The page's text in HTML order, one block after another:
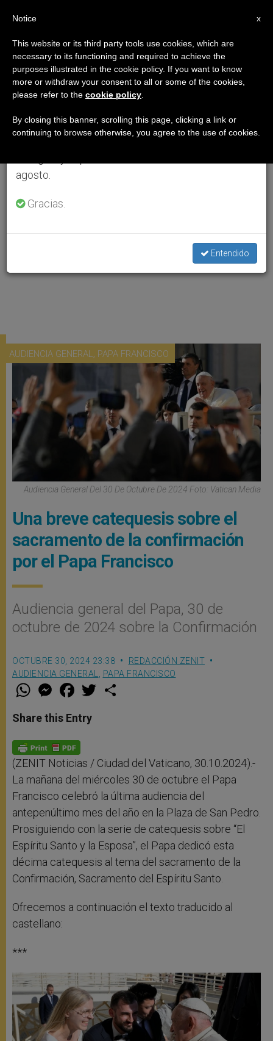
AUDIENCIA GENERAL, PAPA FRANCISCO
Audiencia General Del 30 De Octubre De 2024 Foto: Vatican Media
Una breve catequesis sobre el
sacramento de la confirmación
por el Papa Francisco
Audiencia general del Papa, 30 de
octubre de 2024 sobre la Confirmación
OCTUBRE 30, 2024 23:38
REDACCIÓN ZENIT
AUDIENCIA GENERAL
PAPA FRANCISCO
W
t
s
p
p
M
e
s
e
g
e
r
F
a
e
b
o
k
w
Share this Entry
(ZENIT Noticias / Ciudad del Vaticano, 30.10.2024).-
La mañana del miércoles 30 de octubre el Papa
Francisco celebró la última audiencia del
antepenúltimo mes del año en la Plaza de San Pedro.
Prosiguiendo con la serie de catequesis sobre “El
Espíritu Santo y la Esposa”, el Papa dedicó esta
décima catequesis al tema del sacramento de la
Confirmación, Sacramento del Espíritu Santo.
Ofrecemos a continuación el texto traducido al
castellano:
***
×
Aviso importante
Del 27 de julio al 7 de agosto haremos la pausa
anual, aprovechando que en el periodo de verano
se generan menos informaciones y también el
agosto.
Gracias.
Entendido
x
Notice
This website or its third party tools use cookies, which are
necessary to its functioning and required to achieve the
purposes illustrated in the cookie policy. If you want to know
more or withdraw your consent to all or some of the cookies,
please refer to the cookie policy
By closing this banner, scrolling this page, clicking a link or
continuing to browse otherwise, you agree to the use of cookies.